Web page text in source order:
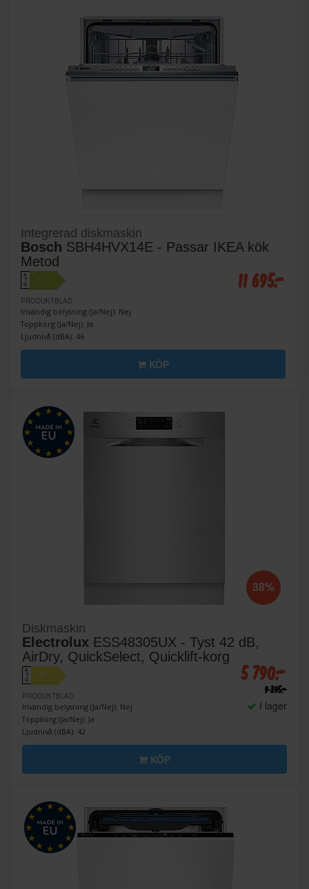
Integrerad diskmaskin
Bosch SBH4HVX14E - Passar IKEA kök
Metod
A
↑
G
C
PRODUKTBLAD
Invändig belysning (Ja/Nej): Nej
Toppkorg (Ja/Nej): Ja
Ljudnivå (dBA): 46
11 695:-
KÖP
38%
Diskmaskin
Electrolux ESS48305UX - Tyst 42 dB,
AirDry, QuickSelect, Quicklift-korg
A
↑
G
D
PRODUKTBLAD
Invändig belysning (Ja/Nej): Nej
Toppkorg (Ja/Nej): Ja
Ljudnivå (dBA): 42
5 790:-
9 395:-
I lager
KÖP